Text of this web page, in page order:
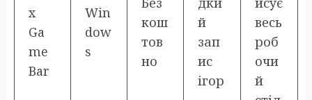
x
Ga
me
Bar
Win
dow
s
кош
тов
но
й
зап
ис
ігор
весь
роб
очи
й